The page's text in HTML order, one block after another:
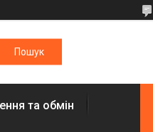
та обмін